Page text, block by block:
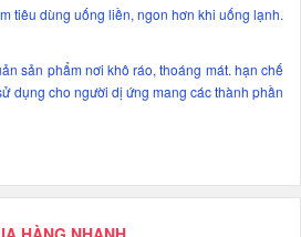
tiêu dùng uống liền, ngon hơn khi uống lạnh.
sản phẩm nơi khô ráo, thoáng mát. hạn chế
dụng cho người dị ứng mang các thành phần